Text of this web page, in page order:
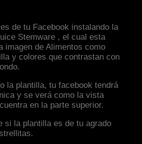
de tu Facebook instalando la
Stemware , el cual esta
imagen de Alimentos como
y colores que contrastan con
la plantilla, tu facebook tendrá
y se verá como la vista
en la parte superior.
si la plantilla es de tu agrado